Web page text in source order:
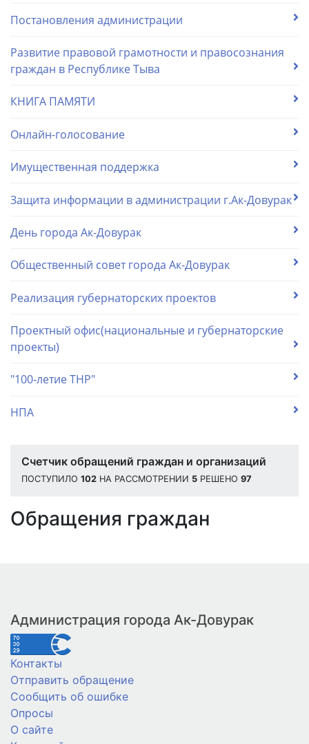
Постановления администрации
Развитие правовой грамотности и правосознания
граждан в Республике Тыва
КНИГА ПАМЯТИ
Онлайн-голосование
Имущественная поддержка
Защита информации в администрации г.Ак-Довурак
День города Ак-Довурак
Общественный совет города Ак-Довурак
Реализация губернаторских проектов
Проектный офис(национальные и губернаторские
проекты)
"100-летие ТНР"
НПА
Счетчик обращений граждан и организаций
ПОСТУПИЛО 102 НА РАССМОТРЕНИИ 5 РЕШЕНО 97
Обращения граждан
Администрация города Ак-Довурак
Контакты
Отправить обращение
Сообщить об ошибке
Опросы
О сайте